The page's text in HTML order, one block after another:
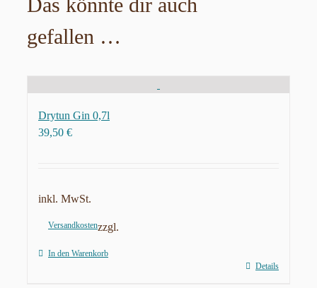
gefallen …
Drytun Gin 0,7l
39,50 €
inkl. MwSt.
zzgl.
Versandkosten
In den Warenkorb
Details